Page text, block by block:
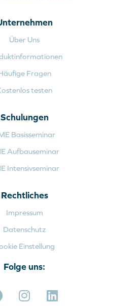
Über Uns
Fragen
testen
Schulungen
Basisseminar
Aufbauseminar
Intensivseminar
Rechtliches
Impressum
Datenschutz
Einstellung
Folge uns: